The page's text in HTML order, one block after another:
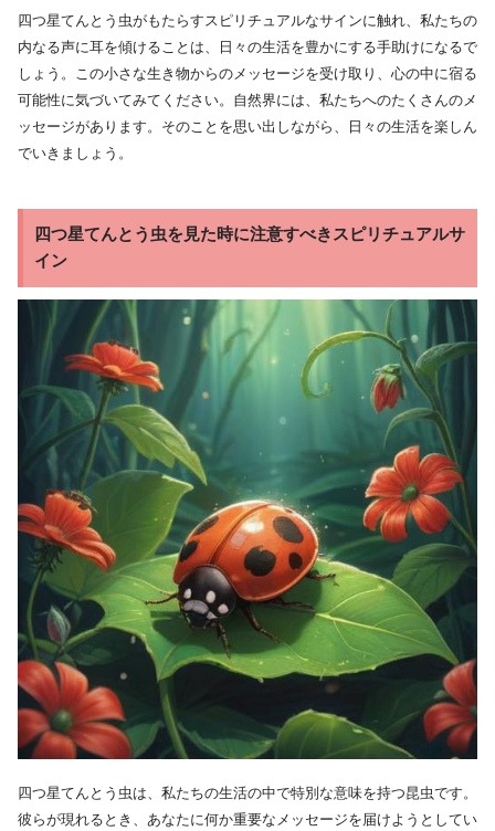
四つ星てんとう虫がもたらすスピリチュアルなサインに触れ、私たちの
内なる声に耳を傾けることは、日々の生活を豊かにする手助けになるで
しょう。この小さな生き物からのメッセージを受け取り、心の中に宿る
可能性に気づいてみてください。自然界には、私たちへのたくさんのメ
ッセージがあります。そのことを思い出しながら、日々の生活を楽しん
でいきましょう。
四つ星てんとう虫を見た時に注意すべきスピリチュアルサ
イン
四つ星てんとう虫は、私たちの生活の中で特別な意味を持つ昆虫です。
彼らが現れるとき、あなたに何か重要なメッセージを届けようとしてい